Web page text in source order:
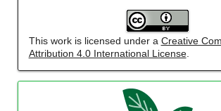
This work is licensed under a Creative
Attribution 4.0 International License.